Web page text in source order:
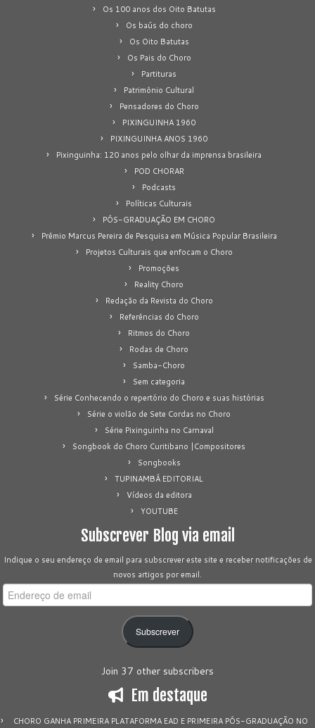
Os 100 anos dos Oito Batutas
Os baús do choro
Os Oito Batutas
Os Pais do Choro
Partituras
Patrimônio Cultural
Pensadores do Choro
PIXINGUINHA 1960
PIXINGUINHA ANOS 1960
Pixinguinha: 120 anos pelo olhar da imprensa brasileira
POD CHORAR
Podcasts
Políticas Culturais
PÓS-GRADUAÇÃO EM CHORO
Prêmio Marcus Pereira de Pesquisa em Música Popular Brasileira
Projetos Culturais que enfocam o Choro
Promoções
Reality Choro
Redação da Revista do Choro
Referências do Choro
Ritmos do Choro
Rodas de Choro
Samba-Choro
Sem categoria
Série Conhecendo o repertório do Choro e suas histórias
Série o violão de Sete Cordas no Choro
Série Pixinguinha no Carnaval
Songbook do Choro Curitibano |Compositores
Songbooks
TUPINAMBÁ EDITORIAL
Vídeos da editora
YOUTUBE
Subscrever Blog via email
Indique o seu endereço de email para subscrever este site e receber notificações de
novos artigos por email.
Endereço
de
Subscrever
Join 37 other subscribers
Em destaque
CHORO GANHA PRIMEIRA PLATAFORMA EAD E PRIMEIRA PÓS-GRADUAÇÃO NO